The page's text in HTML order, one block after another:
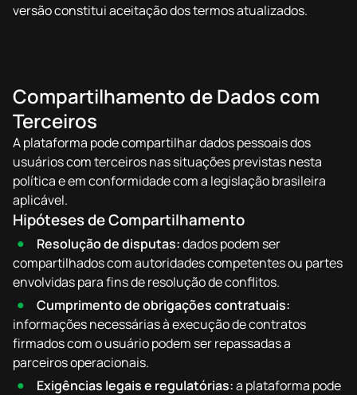
versão constitui aceitação dos termos atualizados.
Compartilhamento de Dados com
Terceiros
A plataforma pode compartilhar dados pessoais dos
usuários com terceiros nas situações previstas nesta
política e em conformidade com a legislação brasileira
aplicável.
Hipóteses de Compartilhamento
Resolução de disputas:dados podem ser
compartilhados com autoridades competentes ou partes
envolvidas para fins de resolução de conflitos.
Cumprimento de obrigações contratuais:
informações necessárias à execução de contratos
firmados com o usuário podem ser repassadas a
parceiros operacionais.
Exigências legais e regulatórias:a plataforma pode